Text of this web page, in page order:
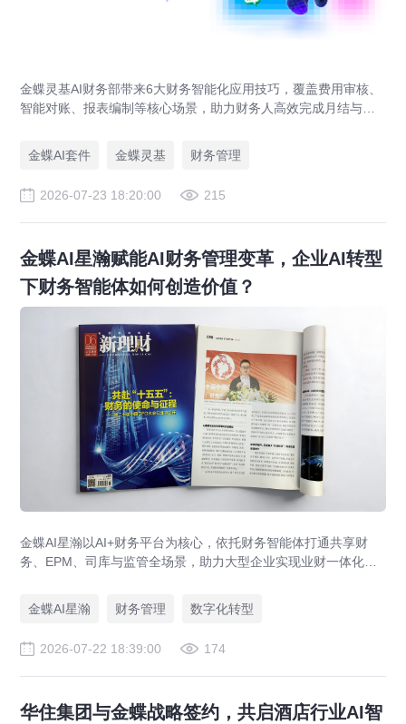
金蝶灵基AI财务部带来6大财务智能化应用技巧，覆盖费用审核、
智能对账、报表编制等核心场景，助力财务人高效完成月结与业
金蝶AI套件
金蝶灵基 财务管理
2026-07-23 18:20:00 215
金蝶AI星瀚赋能AI财务管理变革，企业AI转型
下财务智能体如何创造价值？
金蝶AI星瀚以AI+财务平台为核心，依托财务智能体打通共享财
务、EPM、司库与监管全场景，助力大型企业实现业财一体化与
局、华为、通威等领先企业的共同选择。
金蝶AI星瀚 财务管理 数字化转型
2026-07-22 18:39:00 174
华住集团与金蝶战略签约，共启酒店行业AI智